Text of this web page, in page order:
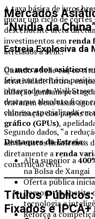
Mercados
“Nvidia da
Estreia Explosiva da
Osmercados asiáticos
feira em território
observada em Wall
destaque absoluto ficou
chinesa especializada em
gráfico (GPUs),
Destaques da Estreia:
Alta superior a
na Bolsa de Xangai
Oferta pública
Demonstra apetite
tecnologia e
Reforça a
A taxa básica de juros
iniciar um ciclo de cortes
descendente afeta
investimentos emrenda
atrelados à Selic.
Quando a Selic cai, os
atratividade futura,
inflação ganham
travarem boas taxas
valorização dos papéis
Segundo dados, “a
alivia custos financeiros
diretamente arenda
construção civil.
Títulos
Fixados e